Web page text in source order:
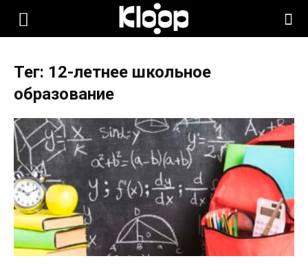
KLOOP.KG
Новости
Кыргызстана
Тег: 12-летнее школьное
образование